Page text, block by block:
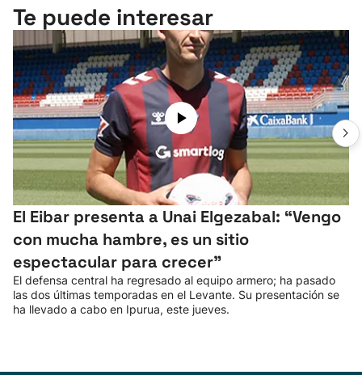
Te puede interesar
El Eibar presenta a Unai Elgezabal: “Vengo
con mucha hambre, es un sitio
espectacular para crecer”
El defensa central ha regresado al equipo armero; ha pasado
las dos últimas temporadas en el Levante. Su presentación se
ha llevado a cabo en Ipurua, este jueves.